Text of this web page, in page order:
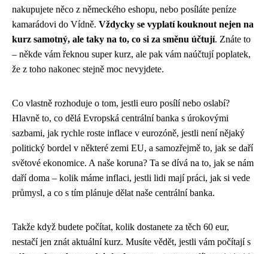
nakupujete něco z německého eshopu, nebo posíláte peníze
kamarádovi do Vídně. Vždycky se vyplatí kouknout nejen na
kurz samotný, ale taky na to, co si za směnu účtují. Znáte to
– někde vám řeknou super kurz, ale pak vám naúčtují poplatek,
že z toho nakonec stejně moc nevyjdete.
Co vlastně rozhoduje o tom, jestli euro posílí nebo oslabí?
Hlavně to, co dělá Evropská centrální banka s úrokovými
sazbami, jak rychle roste inflace v eurozóně, jestli není nějaký
politický bordel v některé zemi EU, a samozřejmě to, jak se daří
světové ekonomice. A naše koruna? Ta se dívá na to, jak se nám
daří doma – kolik máme inflaci, jestli lidi mají práci, jak si vede
průmysl, a co s tím plánuje dělat naše centrální banka.
Takže když budete počítat, kolik dostanete za těch 60 eur,
nestačí jen znát aktuální kurz. Musíte vědět, jestli vám počítají s